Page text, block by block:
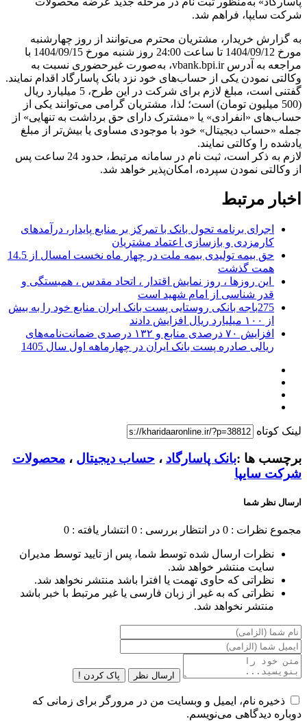
شرکت سایپا، فراهم شد.
به گزارش خریدار، مشتریان محترم می‌توانند از روز چهارشنبه
مورخ 1404/09/12 تا ساعت 24:00 روز شنبه مورخ 1404/09/15 با
مراجعه به آدرس vbank.bpi.ir، به‌صورت غیرحضوری نسبت به
وکالتی نمودن یکی از حساب‌های خود نزد بانک پاسارگاد اقدام نمایند.
گفتنی است، مبلغ لازم برای شرکت در این طرح، 5 میلیارد ریال
(500 میلیون تومان) است؛ لذا، مشتریان گرامی می‌توانند یکی از
حساب‌های «انفرادی» یا «مشترک دارای حق برداشت به تنهایی» از
جمله «حساب دیجیتال» خود با موجودی مساوی یا بیش‌تر از مبلغ
یادشده را وکالتی نمایند.
لازم به ذکر است، ثبت نام در سامانه مرتبط، حدود 24 ساعت پس
از وکالتی نمودن سپرده، امکان‌پذیر خواهد شد.
اخبار مرتبط
اجرای برنامه تحول بانک با تمرکز بر منابع پایدار، درآمدهای
کارمزدی و بازسازی اعتماد مشتریان
حق بیمه تولیدی بیمه ملت در چهار ماه نخست امسال از 14.5
همت گذشت
این روزها ، روز نمایش اقتدار ، اتحاد مقدس ، همبستگی و
قدر شناسی از امام شهید است
275باجه بانکی روستایی پست بانک ایران منابع خود را به بیش
از ۱۰۰ میلیارد ریال افزایش دادند
افزایش ۷۰ درصدی منابع و ۱۳۲ درصدی ضمانت‌نامه‌های
ریالی صادره پست بانک ایران در چهارماهه اول سال 1405
لینک کوتاه
برچسب ها :بانک پاسارگاد ، حساب دیجیتال ، محصولات
شرکت سایپا
ارسال نظر شما
مجموع نظرات : 0 در انتظار بررسی : 0 انتشار یافته : 0
نظرات ارسال شده توسط شما، پس از تایید توسط مدیران
سایت منتشر خواهد شد.
نظراتی که حاوی تهمت یا افترا باشد منتشر نخواهد شد.
نظراتی که به غیر از زبان فارسی یا غیر مرتبط با خبر باشد
منتشر نخواهد شد.
ارسال نظر پاک کردن !
ذخیره نام، ایمیل و وبسایت من در مرورگر برای زمانی که
دوباره دیدگاهی می‌نویسم.